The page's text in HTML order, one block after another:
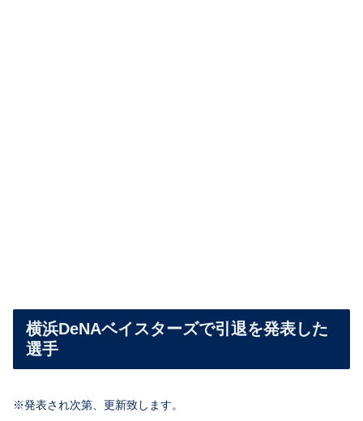
横浜DeNAベイスターズで引退を発表した
選手
※発表され次第、更新致します。